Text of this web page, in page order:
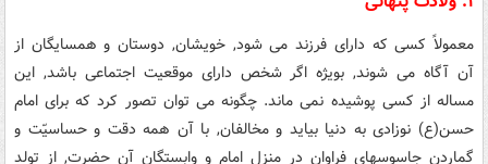
معمولاً کسی که دارای فرزند می شود, خویشان, دوستان و همسایگان از
آن آگاه می شوند, بویژه اگر شخص دارای موقعیت اجتماعی باشد, این
مساله از کسی پوشیده نمی ماند. چگونه می توان تصور کرد که برای امام
حسن(ع) نوزادی به دنیا بیاید و مخالفان, با آن همه دقت و حساسیّت و
گماردن جاسوسهای فراوان در منزل امام و وابستگان آن حضرت, از تولد